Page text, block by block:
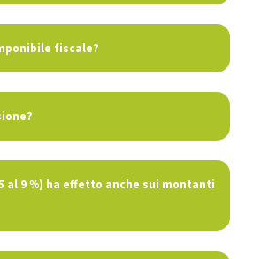
fiscale?
al 9 %) ha effetto anche sui montanti